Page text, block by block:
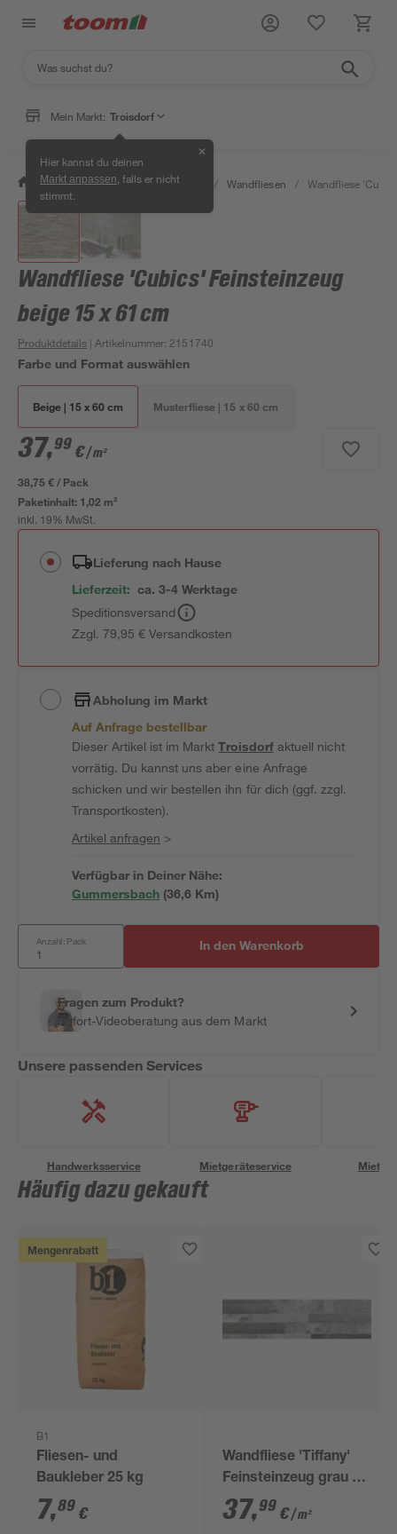
Mein Markt: Troisdorf
Hier kannst du deinen
Markt anpassen , falls er nicht
stimmt.
✕
/ Bauen & Renovieren / Fliesen / Wandfliesen / Wandfliese
Wandfliese 'Cubics' Feinsteinzeug
beige 15 x 61 cm
Produktdetails | Artikelnummer: 2151740
Farbe und Format auswählen
Beige | 15 x 60 cm Musterfliese | 15 x 60 cm
37,99 €/ m²
38,75 € / Pack
Paketinhalt: 1,02 m²
inkl. 19% MwSt.
Lieferung nach Hause
Lieferzeit: ca. 3-4 Werktage
Speditionsversand
Zzgl. 79,95 € Versandkosten
Abholung im Markt
Auf Anfrage bestellbar
Dieser Artikel ist im MarktTroisdorfaktuell nicht
vorrätig. Du kannst uns aber eine Anfrage
schicken und wir bestellen ihn für dich (ggf. zzgl.
Transportkosten).
Artikel anfragen >
Verfügbar in Deiner Nähe:
Gummersbach (36,6 Km)
Anzahl: Pack In den Warenkorb
Fragen zum Produkt?
Sofort-Videoberatung aus dem Markt
Unsere passenden Services
Handwerksservice Mietgeräteservice
Häufig dazu gekauft
Mengenrabatt
B1
Fliesen- und
Baukleber 25 kg
7,89 €
Wandfliese 'Tiffany'
Feinsteinzeug grau 15
x 61 cm
37,99 €/ m²